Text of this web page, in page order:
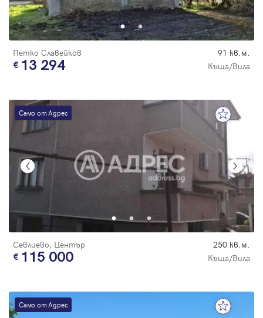
Петко Славейков 91 кв.м.
13 294 Къща/Вила
Само от Адрес
Севлиево, Център 250 кв.м.
115 000 Къща/Вила
Само от Адрес
Парола